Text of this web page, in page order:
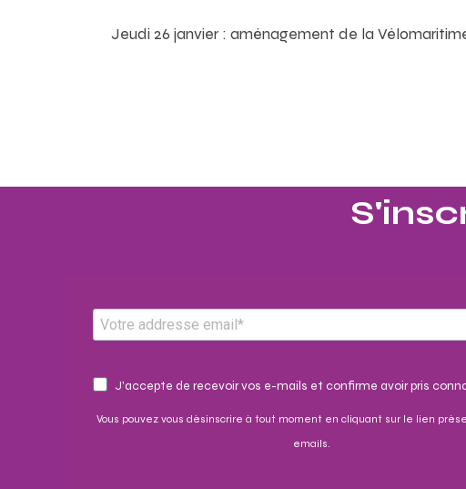
Jeudi 26 janvier : aménagement de la
J'accepte de recevoir vos e-mails et confirme avoir pris
Vous pouvez vous désinscrire à tout moment en cliquant sur le lien
emails.